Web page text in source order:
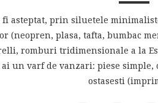
fi asteptat, prin siluetele
(neopren, plasa, tafta, bumbac
romburi tridimensionale a la
un varf de vanzari: piese
ostasesti